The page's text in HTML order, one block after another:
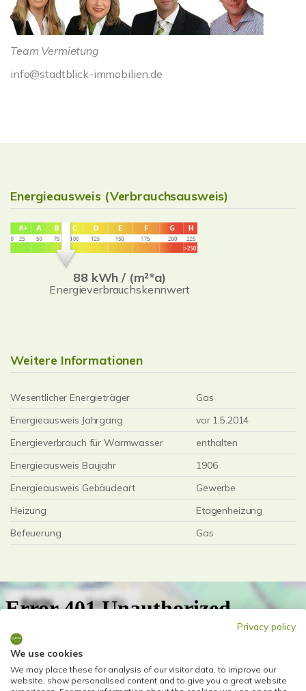
Team Vermietung
info@stadtblick-immobilien.de
Energieausweis (Verbrauchsausweis)
88 kWh / (m²*a)
Energieverbrauchskennwert
Weitere Informationen
Wesentlicher Energieträger
Gas
Energieausweis Jahrgang
vor 1.5.2014
Energieverbrauch für Warmwasser
enthalten
Energieausweis Baujahr
1906
Energieausweis Gebäudeart
Gewerbe
Heizung
Etagenheizung
Befeuerung
Gas
Privacy policy
We use cookies
We may place these for analysis of our visitor data, to improve our
website, show personalised content and to give you a great website